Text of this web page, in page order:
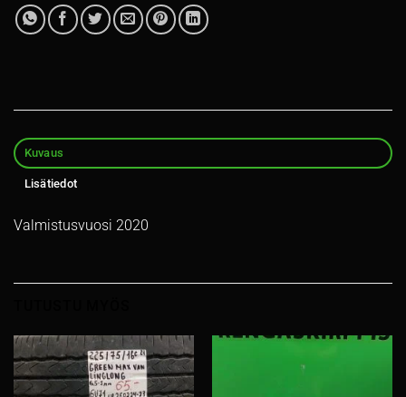
Kuvaus
Lisätiedot
Valmistusvuosi 2020